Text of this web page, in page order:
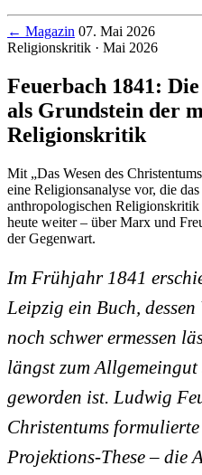
← Magazin 07. Mai 2026
Religionskritik · Mai 2026
Feuerbach 1841:
als Grundstein der
Religionskritik
Mit „Das Wesen des
eine Religionsanalyse vor, die
anthropologischen
heute weiter – über Marx und
der Gegenwart.
Im Frühjahr 1841
Leipzig ein Buch,
noch schwer ermessen
längst zum
geworden ist. Ludwig
Christentums formulierte
Projektions-These – die